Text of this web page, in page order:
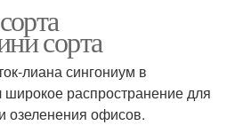
сорта
лиана сингониум в
распространение для
озеленения офисов.